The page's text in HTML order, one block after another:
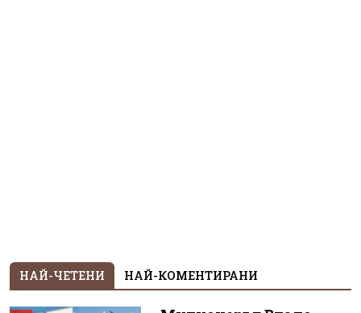
НАЙ-ЧЕТЕНИ НАЙ-КОМЕНТИРАНИ